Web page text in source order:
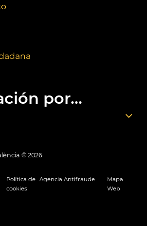
por...
© 2026
Política de
cookies
Agencia Antifraude
Mapa
Web